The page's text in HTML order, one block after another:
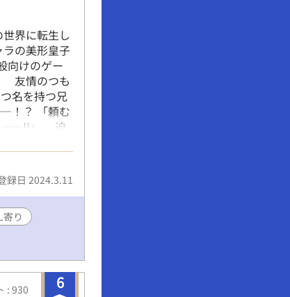
界に転生し
の美形皇子
けのゲー
友情のつも
名を持つ兄
！？ ​「頼む
れ――!!」 ​迫
子高校生
ますが、R
約、デス…
バタコメデ
きくださ
録日 2024.3.11
り
6
: 930